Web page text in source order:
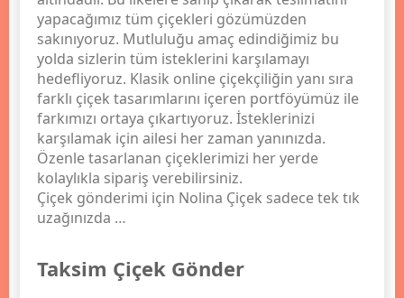
yapacağımız tüm çiçekleri gözümüzden
sakınıyoruz. Mutluluğu amaç edindiğimiz bu
yolda sizlerin tüm isteklerini karşılamayı
hedefliyoruz. Klasik online çiçekçiliğin yanı sıra
farklı çiçek tasarımlarını içeren portföyümüz ile
farkımızı ortaya çıkartıyoruz. İsteklerinizi
karşılamak için ailesi her zaman yanınızda.
Özenle tasarlanan çiçeklerimizi her yerde
kolaylıkla sipariş verebilirsiniz.
Çiçek gönderimi için Nolina Çiçek sadece tek tık
uzağınızda …
Taksim Çiçek Gönder